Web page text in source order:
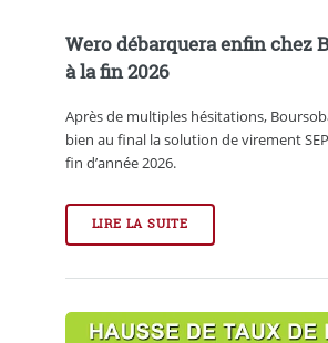
Wero débarquera enfin chez
à la fin 2026
Après de multiples hésitations,
bien au final la solution de virement
fin d’année 2026.
LIRE LA SUITE